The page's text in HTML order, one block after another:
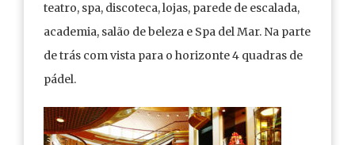
teatro, spa, discoteca, lojas, parede de escalada,
academia, salão de beleza e Spa del Mar. Na parte
de trás com vista para o horizonte 4 quadras de
pádel.